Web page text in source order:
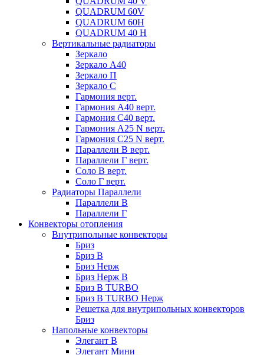
QUADRUM 60V
QUADRUM 60H
QUADRUM 40 H
Вертикальные радиаторы
Зеркало
Зеркало А40
Зеркало П
Зеркало С
Гармония верт.
Гармония А40 верт.
Гармония С40 верт.
Гармония А25 N верт.
Гармония С25 N верт.
Параллели В верт.
Параллели Г верт.
Соло В верт.
Соло Г верт.
Радиаторы Параллели
Параллели В
Параллели Г
Конвекторы отопления
Внутрипольные конвекторы
Бриз
Бриз В
Бриз Нерж
Бриз Нерж В
Бриз В TURBO
Бриз В TURBO Нерж
Решетка для внутрипольных конвекторов
Бриз
Напольные конвекторы
Элегант В
Элегант Мини